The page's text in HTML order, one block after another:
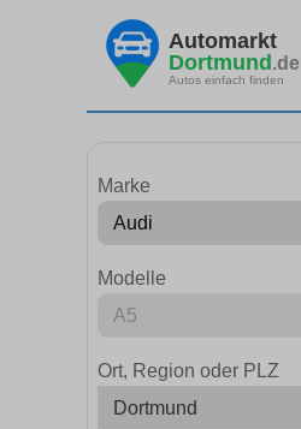
Automarkt
Dortmund.de
Autos einfach finden
Marke
Modelle
Ort, Region oder PLZ